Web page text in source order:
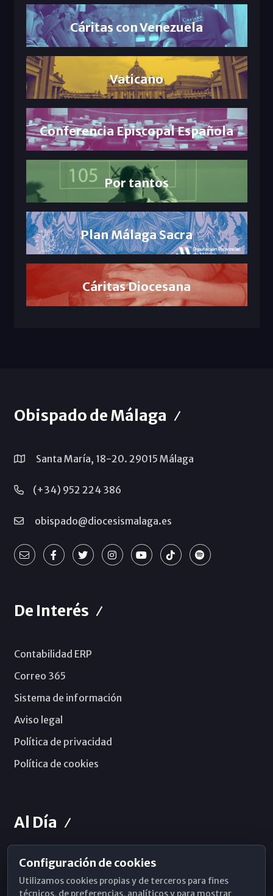
Cáritas con Venezuela
Vaticano
Conferencia Episcopal Española
Por tantos
Plan Málaga Sacra
Cáritas Diocesana
Obispado de Málaga
Santa María, 18-20. 29015 Málaga
(+34) 952 224 386
obispado@diocesismalaga.es
De Interés
Contabilidad ERP
Correo 365
Sistema de información
Aviso legal
Política de privacidad
Política de cookies
Al Día
Horarios de Misa
Hemeroteca
Configuración de cookies
Utilizamos cookies propias y de terceros para fines
técnicos, de preferencias, analíticos y para mostrar